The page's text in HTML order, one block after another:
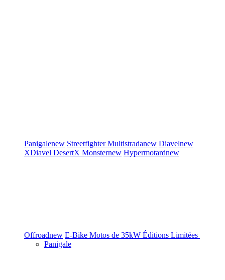
Panigalenew StreetfighterMultistradanew Diavelnew
XDiavel DesertX Monsternew Hypermotardnew
Offroadnew E-Bike Motos de 35kW Éditions Limitées
Panigale